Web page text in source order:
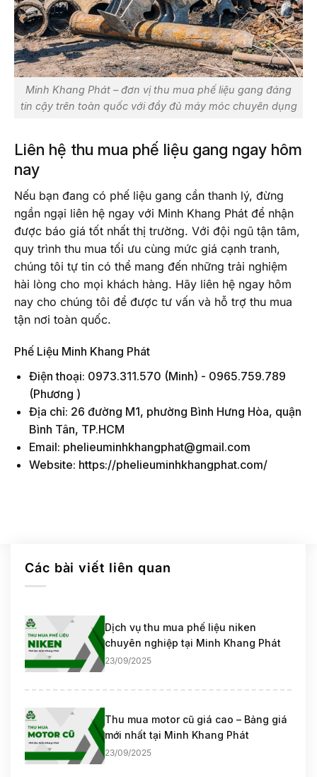
Minh Khang Phát – đơn vị thu mua phế liệu gang đáng
tin cậy trên toàn quốc với đầy đủ máy móc chuyên dụng
Liên hệ thu mua phế liệu gang ngay hôm
nay
Nếu bạn đang có phế liệu gang cần thanh lý, đừng
ngần ngại liên hệ ngay với Minh Khang Phát để nhận
được báo giá tốt nhất thị trường. Với đội ngũ tận tâm,
quy trình thu mua tối ưu cùng mức giá cạnh tranh,
chúng tôi tự tin có thể mang đến những trải nghiệm
hài lòng cho mọi khách hàng. Hãy liên hệ ngay hôm
nay cho chúng tôi để được tư vấn và hỗ trợ thu mua
tận nơi toàn quốc.
Phế Liệu Minh Khang Phát
Điện thoại: 0973.311.570 (Minh) - 0965.759.789
(Phương )
Địa chỉ: 26 đường M1, phường Bình Hưng Hòa, quận
Bình Tân, TP.HCM
Email: phelieuminhkhangphat@gmail.com
Website: https://phelieuminhkhangphat.com/
Các bài viết liên quan
Dịch vụ thu mua phế liệu niken
chuyên nghiệp tại Minh Khang Phát
23/09/2025
Thu mua motor cũ giá cao – Bảng giá
mới nhất tại Minh Khang Phát
23/09/2025